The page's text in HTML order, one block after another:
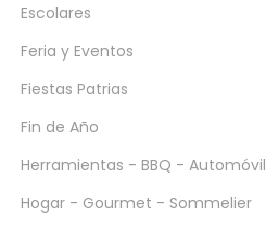
Escolares
Feria y Eventos
Fiestas Patrias
Fin de Año
Herramientas - BBQ - Automóvil
Hogar - Gourmet - Sommelier